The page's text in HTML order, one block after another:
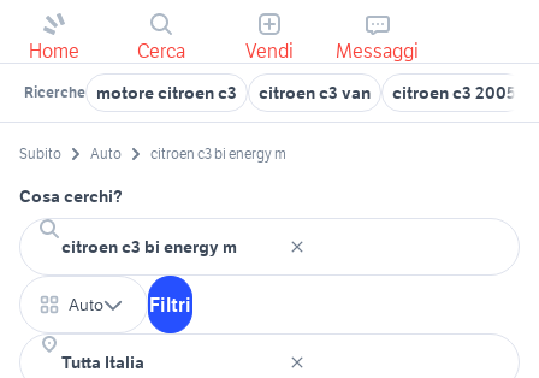
Home Cerca Vendi Messaggi
Ricerche motore citroen c3 citroen c3 van citroen c3 2005
Subito Auto citroen c3 bi energy m
Cosa cerchi?
Auto Filtri